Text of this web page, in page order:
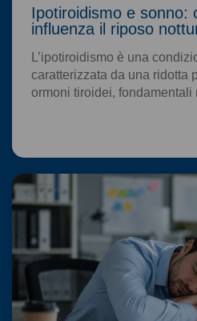
Ipotiroidismo e sonno:
influenza il riposo
L’ipotiroidismo è una
caratterizzata da una ridotta
ormoni tiroidei,